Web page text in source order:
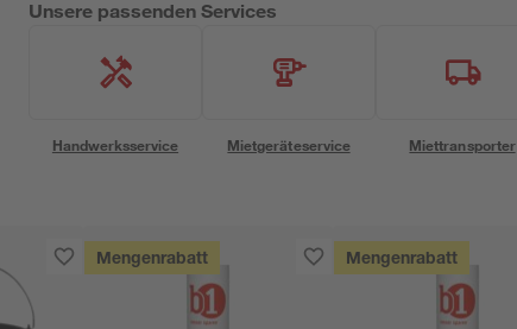
Unsere passenden Services
Handwerksservice Mietgeräteservice Miettransporter
Mengenrabatt Mengenrabatt